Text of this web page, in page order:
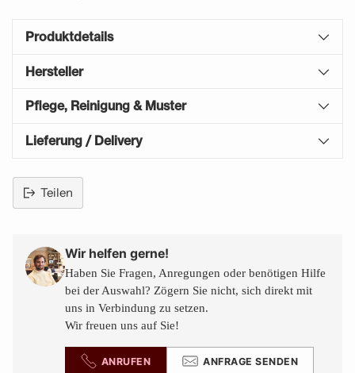
Produktdetails
Hersteller
Pflege, Reinigung & Muster
Lieferung / Delivery
Teilen
den
Warenkorb
legen
Wir helfen gerne!
Haben Sie Fragen, Anregungen oder benötigen Hilfe
bei der Auswahl? Zögern Sie nicht, sich direkt mit
uns in Verbindung zu setzen.
Wir freuen uns auf Sie!
ANRUFEN ANFRAGE SENDEN